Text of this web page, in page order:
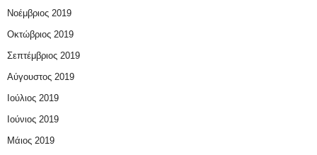
Νοέμβριος 2019
Οκτώβριος 2019
Σεπτέμβριος 2019
Αύγουστος 2019
Ιούλιος 2019
Ιούνιος 2019
Μάιος 2019